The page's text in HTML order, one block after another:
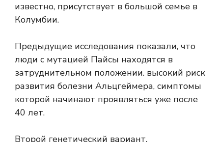
известно, присутствует в большой семье в
Колумбии.
Предыдущие исследования показали, что
люди с мутацией Пайсы находятся в
затруднительном положении. высокий риск
развития болезни Альцгеймера, симптомы
которой начинают проявляться уже после
40 лет.
Второй генетический вариант,